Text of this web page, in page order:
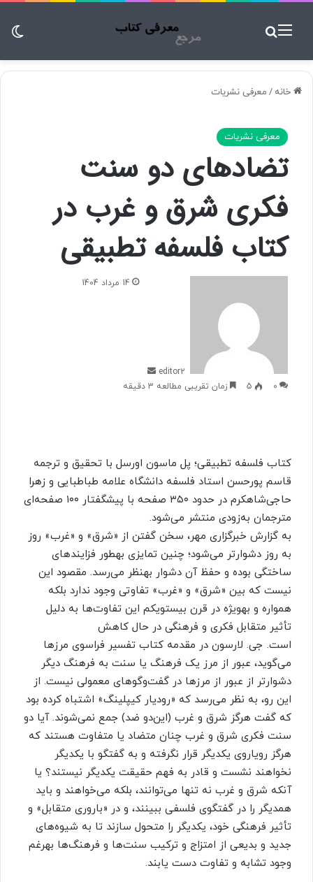
منو
خانه / معرفی نشریات
معرفی نشریات
تضادهای دو سنت
فکری شرق و غرب در
کتاب فلسفه تطبیقی
editor2
14 مرداد 1404
0
5 زمان تقریبی مطالعه 3 دقیقه
کتاب فلسفه تطبیقی؛ پل ماسون اورسل با تحقیق و ترجمه
قاسم پورحسن استاد فلسفه دانشگاه علامه طباطبایی و زهرا
حاجی‌شاه‎کرم در حدود ۳۵۰ صفحه با پیشگفتار ۱۰۰ صفحه‌ای
مترجمان به‌زودی منتشر می‌شود.
به گزارش خبرگزاری مهر، سخن گفتن از «شرق» و «غرب» روز
به روز دشوارتر می‌شود؛ چنین تمایزی به‎طور فزاینده‎ای
ساختگی بوده و حفظ آن دشوار به‎نظر می‌رسد. مقصود این
نیست که بین «شرق» و «غرب» تفاوتی وجود ندارد بلکه
همواره و به‎ویژه در قرن بیست‎ویکم این تفاوت‌ها به دلیل
تأثیر متقابل فکری و فرهنگی در حال کاهش
است. جی. لارسون در مقدمه کتاب تفسیر فراسوی مرزها
می‌گوید، عبور از مرز یک فرهنگ یا سنت به فرهنگ دیگر
دشوارتر از عبور از مرزها در گفت‌وگوهای معمولی نیست. از
این ‎رو، به ‎نظر می‌رسد که «رودیار کیپلینگ» اشتباه کرده بود
که گفت هرگز شرق و غرب (این‌دو ضد) جمع نمی‌شوند. آیا دو
سنت فکری شرق و غرب چنان متضاد یا متفاوت هستند که
هرگز رویاروی یکدیگر قرار نگرفته و به گفت‏گو با یکدیگر
نخواهند نشست و قادر به فهم حقیقت یکدیگر نیستند؟ یا
آنکه شرق و غرب نه تنها می‌توانند، بلکه می‌خواهند و باید
همدیگر را در گفت‎گوی فلسفی ببینند، و در «باروری متقابل» و
تأثیر فرهنگی خود، یکدیگر را متحول سازند تا به شیوه‌های
جدید و بدیعی از امتزاج و ترکیب سنت‌ها و فرهنگ‌ها به‏رغم
وجود تشابه و تفاوت دست یابند.